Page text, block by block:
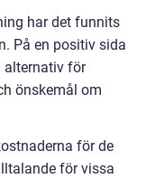
har det funnits
På en positiv sida
alternativ för
önskemål om
för de
för vissa